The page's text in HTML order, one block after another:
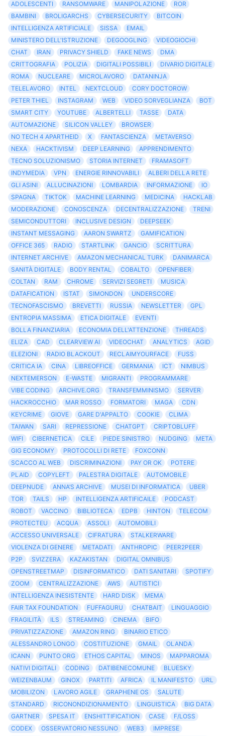
ADOLESCENTI
RANSOMWARE MANIPOLAZIONE
ROR
BAMBINI
BROLIGARCHS CYBERSECURITY
BITCOIN
INTELLIGENZA ARTIFICIALE
SISSA
EMAIL
MINISTERO DELL'ISTRUZIONE
DEGOOGLING
VIDEOGIOCHI
CHAT
IRAN PRIVACY SHIELD FAKE NEWS
DMA
CRITTOGRAFIA
POLIZIA DIGITALI POSSIBILI
DIVARIO DIGITALE
ROMA
NUCLEARE MICROLAVORO
DATANINJA
TELELAVORO
INTEL NEXTCLOUD
CORY DOCTOROW
PETER THIEL
INSTAGRAM WEB VIDEO SORVEGLIANZA
BOT
SMART CITY
YOUTUBE ALBERTELLI TASSE
DATA
AUTOMAZIONE
SILICON VALLEY
BROWSER
NO TECH 4 APARTHEID
X FANTASCIENZA
METAVERSO
NEXA
HACKTIVISM DEEP LEARNING
APPRENDIMENTO
TECNO SOLUZIONISMO
STORIA INTERNET
FRAMASOFT
INDYMEDIA
VPN ENERGIE RINNOVABILI
ALBERI DELLA RETE
GLI ASINI
ALLUCINAZIONI LOMBARDIA INFORMAZIONE
IO
SPAGNA
TIKTOK MACHINE LEARNING MEDICINA
HACKLAB
MODERAZIONE
CONOSCENZA DECENTRALIZZAZIONE
TRENI
SEMICONDUTTORI
INCLUSIVE DESIGN
DEEPSEEK
INSTANT MESSAGING
AARON SWARTZ
GAMIFICATION
OFFICE 365
RADIO STARTLINK GANCIO
SCRITTURA
INTERNET ARCHIVE
AMAZON MECHANICAL TURK
DANIMARCA
SANITÀ DIGITALE
BODY RENTAL COBALTO
OPENFIBER
COLTAN
RAM CHROME SERVIZI SEGRETI
MUSICA
DATAFICATION
ISTAT SIMONDON
UNDERSCORE
TECNOFASCISMO
BREVETTI RUSSIA NEWSLETTER
GPL
ENTROPIA MASSIMA
ETICA DIGITALE
EVENTI
BOLLA FINANZIARIA
ECONOMIA DELL'ATTENZIONE
THREADS
ELIZA
CAD CLEARVIEW AI VIDEOCHAT ANALYTICS
AGID
ELEZIONI
RADIO BLACKOUT RECLAIMYOURFACE
FUSS
CRITICA IA
CINA LIBREOFFICE GERMANIA ICT
NIMBUS
NEXTEMERSON
E-WASTE MIGRANTI
PROGRAMMARE
VIBE CODING
ARCHIVE.ORG TRANSFEMMINISMO
SERVER
HACKROCCHIO
MAR ROSSO FORMATORI MAGA
CDN
KEYCRIME
GIOVE GARE D'APPALTO COOKIE
CLIMA
TAIWAN
SARI REPRESSIONE CHATGPT
CRIPTOBLUFF
WIFI
CIBERNETICA CILE PIEDE SINISTRO NUDGING
META
GIG ECONOMY
PROTOCOLLI DI RETE
FOXCONN
SCACCO AL WEB
DISCRIMINAZIONI PAY OR OK
POTERE
PLAID
COPYLEFT PALESTRA DIGITALE
AUTOMOBILE
DEEPNUDE
ANNA’S ARCHIVE MUSEI DI INFORMATICA
UBER
TOR
TAILS HP INTELLIGENZA ARTIFICAILE
PODCAST
ROBOT
VACCINO BIBLIOTECA EDPB HINTON
TELECOM
PROTECTEU
ACQUA ASSOLI
AUTOMOBILI
ACCESSO UNIVERSALE
CIFRATURA
STALKERWARE
VIOLENZA DI GENERE
METADATI ANTHROPIC
PEER2PEER
P2P
SVIZZERA KAZAKISTAN
DIGITAL OMNIBUS
OPENSTREETMAP
DISINFORMATICO DATI SANITARI
SPOTIFY
ZOOM
CENTRALIZZAZIONE AWS
AUTISTICI
INTELLIGENZA INESISTENTE
HARD DISK
MEMA
FAIR TAX FOUNDATION
FUFFAGURU CHATBAIT
LINGUAGGIO
FRAGILITÀ
ILS STREAMING CINEMA
BIFO
PRIVATIZZAZIONE
AMAZON RING
BINARIO ETICO
ALESSANDRO LONGO
COSTITUZIONE GMAIL
OLANDA
ICANN
PUNTO ORG ETHOS CAPITAL MINOS
MAPPAROMA
NATIVI DIGITALI
CODING DATIBENECOMUNE
BLUESKY
WEIZENBAUM
GINOX PARTITI AFRICA IL MANIFESTO
URL
MOBILIZON
LAVORO AGILE GRAPHENE OS
SALUTE
STANDARD
RICONONDIZIONAMENTO LINGUISTICA
BIG DATA
GARTNER
SPESA IT ENSHITTIFICATION CASE
F/LOSS
CODEX
OSSERVATORIO NESSUNO WEB3
IMPRESE